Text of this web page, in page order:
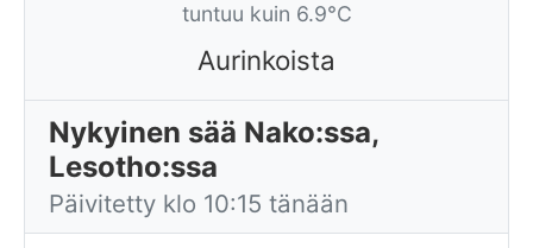
tuntuu kuin 6.9°C
Aurinkoista
Nykyinen sää Nako:ssa,
Lesotho:ssa
Päivitetty klo 10:15 tänään